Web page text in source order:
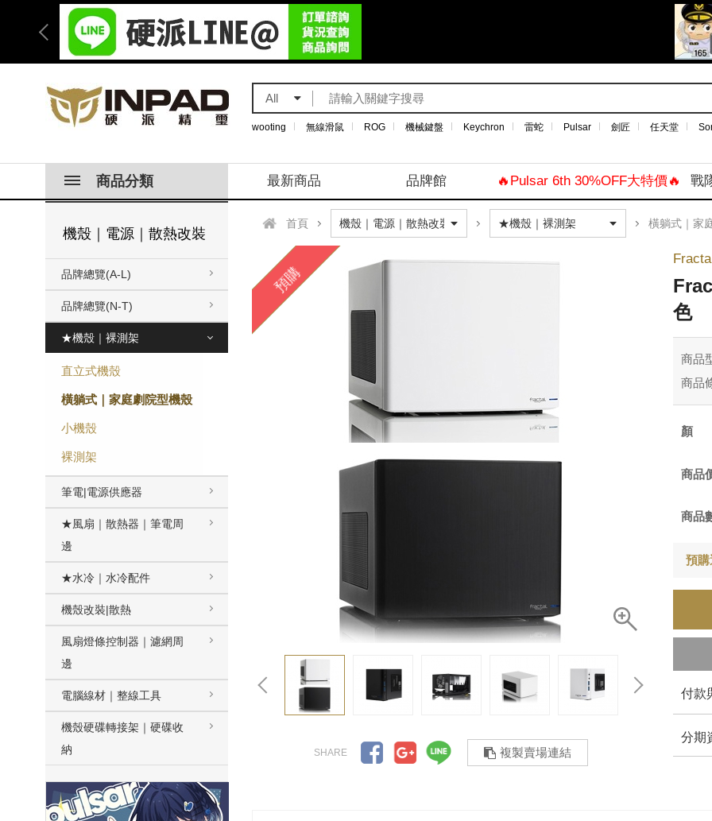
All
wooting 無線滑鼠 ROG 機械鍵盤 Keychron 雷蛇 Pulsar 劍匠 任天堂
商品分類 最新商品 品牌館 🔥Pulsar 6th 30%OFF大特價🔥 戰
機殼｜電源｜散熱改裝
品牌總覽(A-L)
品牌總覽(N-T)
★機殼｜裸測架
直立式機殼
橫躺式｜家庭劇院型機殼
小機殼
裸測架
筆電|電源供應器
★風扇｜散熱器｜筆電周
邊
★水冷｜水冷配件
機殼改裝|散熱
風扇燈條控制器｜濾網周
邊
電腦線材｜整線工具
機殼硬碟轉接架｜硬碟收
納
首頁 橫躺式｜家
預購
複製賣場連結
色
商品
商品
商品
商品
預
付款
分期